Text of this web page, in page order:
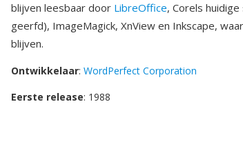
blijven leesbaar door LibreOffice, Corels
geerfd), ImageMagick, XnView en Inkscape,
blijven.
Ontwikkelaar: WordPerfect Corporation
Eerste release: 1988